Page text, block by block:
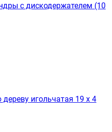
с дискодержателем (10
игольчатая 19 х 4